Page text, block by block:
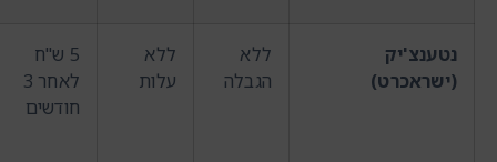
נטענצ'יק
(ישראכרט)
ללא
הגבלה
ללא
עלות
5 ש"ח
לאחר 3
חודשים